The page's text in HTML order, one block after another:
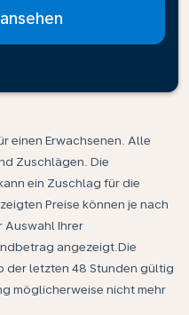
einen Erwachsenen. Alle
Zuschlägen. Die
ein Zuschlag für die
Preise können je nach
Auswahl Ihrer
angezeigt.Die
der letzten 48 Stunden gültig
möglicherweise nicht mehr